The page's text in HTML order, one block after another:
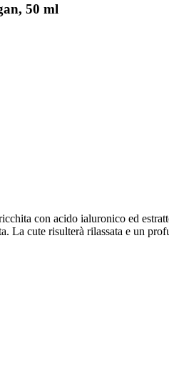
50 ml
con acido ialuronico ed
cute risulterà rilassata e un